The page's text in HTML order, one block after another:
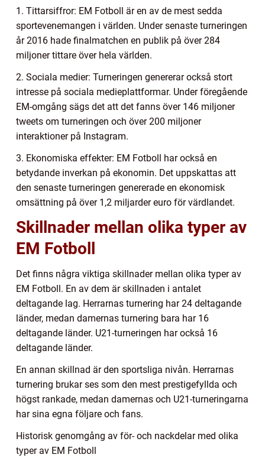
1. Tittarsiffror: EM Fotboll är en av de mest sedda
sportevenemangen i världen. Under senaste turneringen
år 2016 hade finalmatchen en publik på över 284
miljoner tittare över hela världen.
2. Sociala medier: Turneringen genererar också stort
intresse på sociala medieplattformar. Under föregående
EM-omgång sägs det att det fanns över 146 miljoner
tweets om turneringen och över 200 miljoner
interaktioner på Instagram.
3. Ekonomiska effekter: EM Fotboll har också en
betydande inverkan på ekonomin. Det uppskattas att
den senaste turneringen genererade en ekonomisk
omsättning på över 1,2 miljarder euro för värdlandet.
Skillnader mellan olika typer av
EM Fotboll
Det finns några viktiga skillnader mellan olika typer av
EM Fotboll. En av dem är skillnaden i antalet
deltagande lag. Herrarnas turnering har 24 deltagande
länder, medan damernas turnering bara har 16
deltagande länder. U21-turneringen har också 16
deltagande länder.
En annan skillnad är den sportsliga nivån. Herrarnas
turnering brukar ses som den mest prestigefyllda och
högst rankade, medan damernas och U21-turneringarna
har sina egna följare och fans.
Historisk genomgång av för- och nackdelar med olika
typer av EM Fotboll